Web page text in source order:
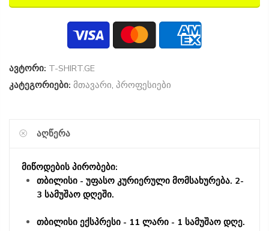
ავტორი: T-SHIRT.GE
კატეგორიები: მთავარი, პროფესიები
ᲐᲦᲬᲔᲠᲐ
მიწოდების პირობები:
თბილისი - უფასო კურიერული მომსახურება. 2-
3 სამუშაო დღეში.
თბილისი ექსპრესი - 11 ლარი - 1 სამუშაო დღე.